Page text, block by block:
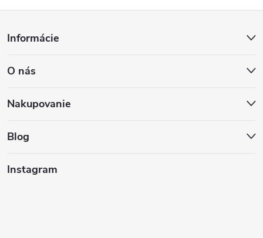
p
ä
Informácie
O nás
Nakupovanie
Blog
Instagram